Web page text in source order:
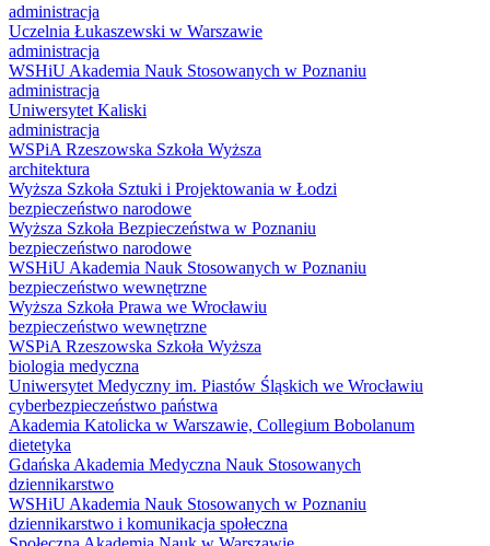
administracja
Uczelnia Łukaszewski w Warszawie
administracja
WSHiU Akademia Nauk Stosowanych w Poznaniu
administracja
Uniwersytet Kaliski
administracja
WSPiA Rzeszowska Szkoła Wyższa
architektura
Wyższa Szkoła Sztuki i Projektowania w Łodzi
bezpieczeństwo narodowe
Wyższa Szkoła Bezpieczeństwa w Poznaniu
bezpieczeństwo narodowe
WSHiU Akademia Nauk Stosowanych w Poznaniu
bezpieczeństwo wewnętrzne
Wyższa Szkoła Prawa we Wrocławiu
bezpieczeństwo wewnętrzne
WSPiA Rzeszowska Szkoła Wyższa
biologia medyczna
Uniwersytet Medyczny im. Piastów Śląskich we Wrocławiu
cyberbezpieczeństwo państwa
Akademia Katolicka w Warszawie, Collegium Bobolanum
dietetyka
Gdańska Akademia Medyczna Nauk Stosowanych
dziennikarstwo
WSHiU Akademia Nauk Stosowanych w Poznaniu
dziennikarstwo i komunikacja społeczna